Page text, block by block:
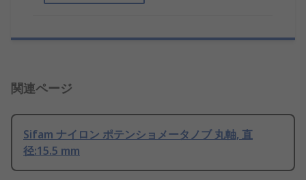
関連ページ
Sifam ナイロン ポテンショメータノブ 丸軸, 直
径:15.5 mm